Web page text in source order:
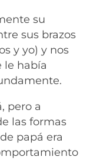
su
sus brazos
y yo) y nos
le había
pero a
las formas
papá era